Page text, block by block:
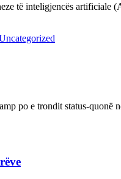
të inteligjencës
po e trondit status-quonë